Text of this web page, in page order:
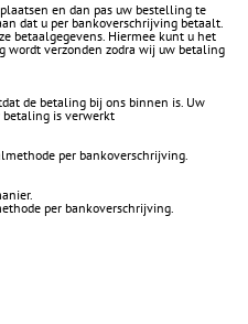
en dan pas uw bestelling te
dat u per bankoverschrijving betaalt.
betaalgegevens. Hiermee kunt u het
wordt verzonden zodra wij uw betaling
de betaling bij ons binnen is. Uw
betaling is verwerkt
per bankoverschrijving.
per bankoverschrijving.